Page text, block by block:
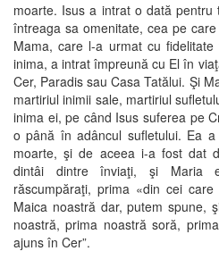
moarte. Isus a intrat o dată
întreaga sa omenitate, cea pe
Mama, care l-a urmat cu
inima, a intrat împreună cu El în
Cer, Paradis sau Casa Tatălui. Şi
martiriul inimii sale, martiriul
inima ei, pe când Isus suferea pe
o până în adâncul sufletului. Ea
moarte, şi de aceea i-a fost dat
dintâi dintre înviaţi, şi Maria
răscumpăraţi, prima «din cei
Maica noastră dar, putem spune,
noastră, prima noastră soră,
ajuns în Cer”.